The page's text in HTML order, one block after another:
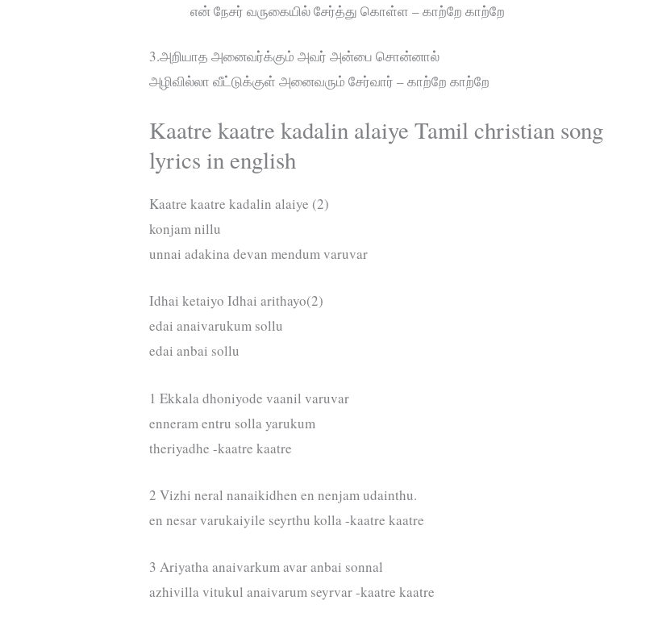
என் நேசர் வருகையில் சேர்த்து கொள்ள – காற்றே காற்றே
3.அறியாத அனைவர்க்கும் அவர் அன்பை சொன்னால்
அழிவில்லா வீட்டுக்குள் அனைவரும் சேர்வார் – காற்றே காற்றே
Kaatre kaatre kadalin alaiye Tamil christian song
lyrics in english
Kaatre kaatre kadalin alaiye (2)
konjam nillu
unnai adakina devan mendum varuvar
Idhai ketaiyo Idhai arithayo(2)
edai anaivarukum sollu
edai anbai sollu
1 Ekkala dhoniyode vaanil varuvar
enneram entru solla yarukum
theriyadhe -kaatre kaatre
2 Vizhi neral nanaikidhen en nenjam udainthu.
en nesar varukaiyile seyrthu kolla -kaatre kaatre
3 Ariyatha anaivarkum avar anbai sonnal
azhivilla vitukul anaivarum seyrvar -kaatre kaatre